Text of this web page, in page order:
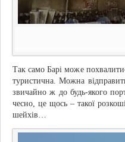
Так само Барі може
туристична. Можна
звичайно ж до будь-якого
чесно, це щось – такої
шейхів…